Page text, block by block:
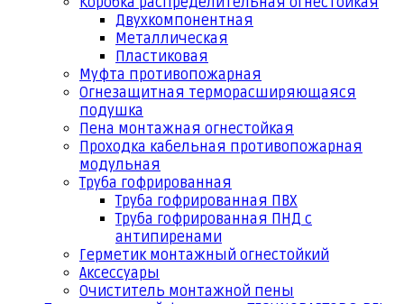
Двухкомпонентная
Металлическая
Пластиковая
Муфта противопожарная
Огнезащитная терморасширяющаяся
подушка
Пена монтажная огнестойкая
Проходка кабельная противопожарная
модульная
Труба гофрированная
Труба гофрированная ПВХ
Труба гофрированная ПНД с
антипиренами
Герметик монтажный огнестойкий
Аксессуары
Очиститель монтажной пены